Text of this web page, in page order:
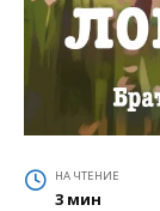
НА ЧТЕНИЕ
3 мин